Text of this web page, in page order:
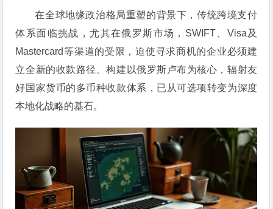
在全球地缘政治格局重塑的背景下，传统跨境支付
体系面临挑战，尤其在俄罗斯市场，SWIFT、Visa及
Mastercard等渠道的受限，迫使寻求商机的企业必须建
立全新的收款路径。构建以俄罗斯卢布为核心，辐射友
好国家货币的多币种收款体系，已从可选项转变为深度
本地化战略的基石。